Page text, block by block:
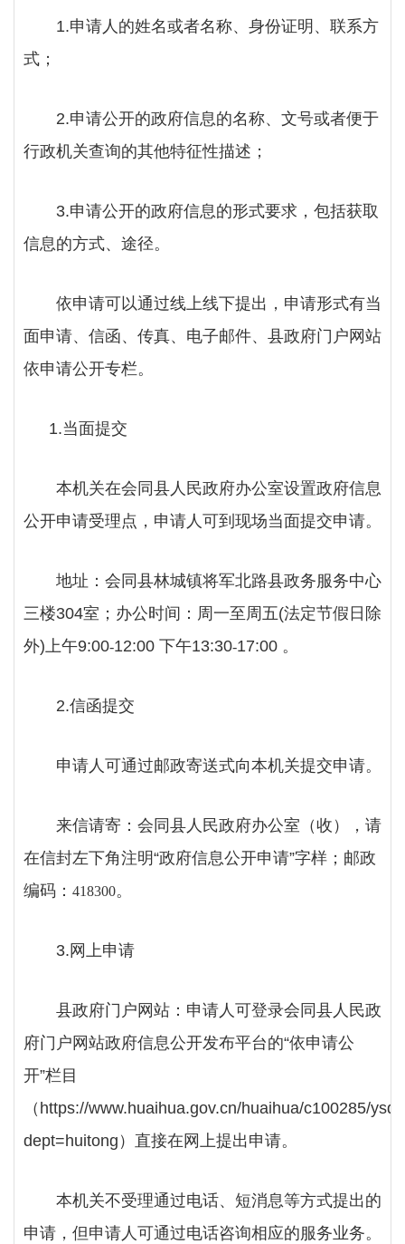
1.申请人的姓名或者名称、身份证明、联系方
式；
2.申请公开的政府信息的名称、文号或者便于
行政机关查询的其他特征性描述；
3.申请公开的政府信息的形式要求，包括获取
信息的方式、途径。
依申请可以通过线上线下提出，申请形式有当
面申请、信函、传真、电子邮件、县政府门户网站
依申请公开专栏。
1.当面提交
本机关在会同县人民政府办公室设置政府信息
公开申请受理点，申请人可到现场当面提交申请。
地址：会同县林城镇将军北路县政务服务中心
三楼304室；办公时间：周一至周五(法定节假日除
外)上午9:00-12:00 下午13:30-17:00 。
2.信函提交
申请人可通过邮政寄送式向本机关提交申请。
来信请寄：会同县人民政府办公室（收），请
在信封左下角注明“政府信息公开申请”字样；邮政
编码： 418300。
3.网上申请
县政府门户网站：申请人可登录会同县人民政
府门户网站政府信息公开发布平台的“依申请公
开”栏目
（https://www.huaihua.gov.cn/huaihua/c100285/
dept=huitong）直接在网上提出申请。
本机关不受理通过电话、短消息等方式提出的
申请，但申请人可通过电话咨询相应的服务业务。